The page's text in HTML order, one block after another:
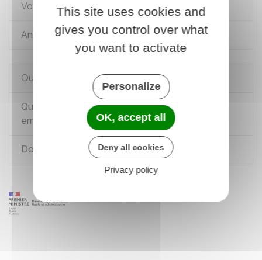
Voir aussi
Animal de compagnie
Questions ? Réponses !
Que faire quand on trouve un chien ou un chat
errant ?
Doit-on assurer son animal de compagnie ?
This site uses cookies and
gives you control over what
you want to activate
Personalize
OK, accept all
Deny all cookies
Privacy policy